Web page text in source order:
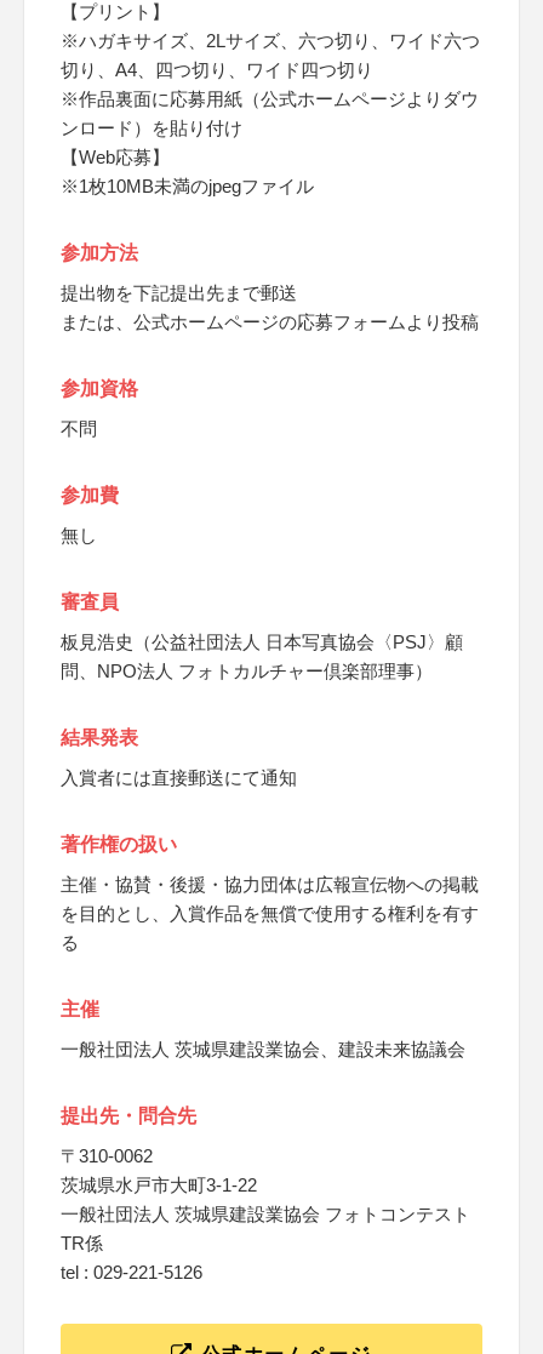
【プリント】
※ハガキサイズ、2Lサイズ、六つ切り、ワイド六つ
切り、A4、四つ切り、ワイド四つ切り
※作品裏面に応募用紙（公式ホームページよりダウ
ンロード）を貼り付け
【Web応募】
※1枚10MB未満のjpegファイル
参加方法
提出物を下記提出先まで郵送
または、公式ホームページの応募フォームより投稿
参加資格
不問
参加費
無し
審査員
板見浩史（公益社団法人 日本写真協会〈PSJ〉顧
問、NPO法人 フォトカルチャー倶楽部理事）
結果発表
入賞者には直接郵送にて通知
著作権の扱い
主催・協賛・後援・協力団体は広報宣伝物への掲載
を目的とし、入賞作品を無償で使用する権利を有す
る
主催
一般社団法人 茨城県建設業協会、建設未来協議会
提出先・問合先
〒310-0062
茨城県水戸市大町3-1-22
一般社団法人 茨城県建設業協会 フォトコンテスト
TR係
tel : 029-221-5126